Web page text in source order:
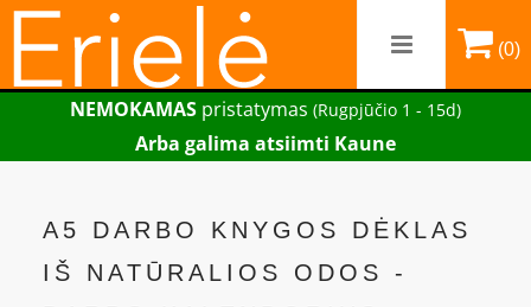
(0)
NEMOKAMAS pristatymas (Rugpjūčio 1 - 15d)
Arba galima atsiimti Kaune
A5 DARBO KNYGOS DĖKLAS
IŠ NATŪRALIOS ODOS -